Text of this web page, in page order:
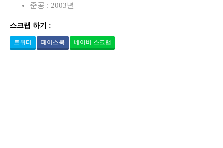
준공 : 2003년
스크랩 하기 :
트위터 페이스북 네이버 스크랩